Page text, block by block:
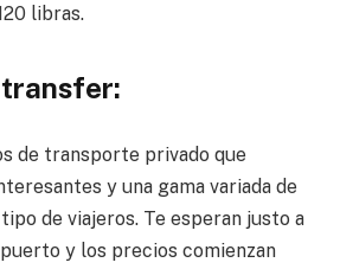
libras.
de transporte privado que
y una gama variada de
de viajeros. Te esperan justo a
y los precios comienzan